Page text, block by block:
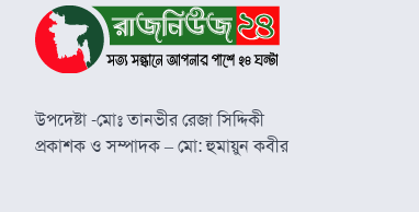
উপদেষ্টা -মোঃ তানভীর রেজা সিদ্দিকী
প্রকাশক ও সম্পাদক – মো: হুমায়ুন কবীর